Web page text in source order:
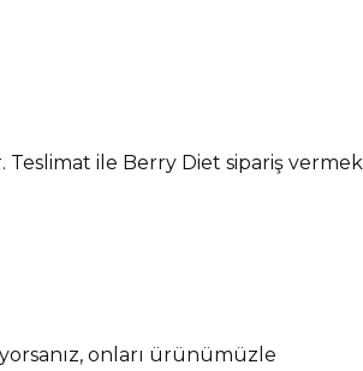
Teslimat ile Berry Diet sipariş vermek
onları ürünümüzle